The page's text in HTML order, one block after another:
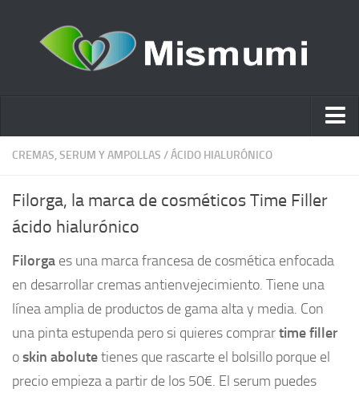
Ácido hialurónico
Estética y Belleza
Nutrición
Otras Categorías
Acidos
Embarazo
Plantas medicinales
CREMAS, SERUM Y AMPOLLAS /ÁCIDO HIALURÓNICO
Filorga, la marca de cosméticos Time Filler
ácido hialurónico
Filorga es una marca francesa de cosmética enfocada
en desarrollar cremas antienvejecimiento. Tiene una
línea amplia de productos de gama alta y media. Con
una pinta estupenda pero si quieres comprartime filler
oskin abolutetienes que rascarte el bolsillo porque el
precio empieza a partir de los 50€. El serum puedes